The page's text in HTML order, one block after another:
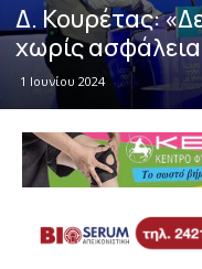
Δ. Κουρέτας:
χωρίς
1 Ιουνίου 2024